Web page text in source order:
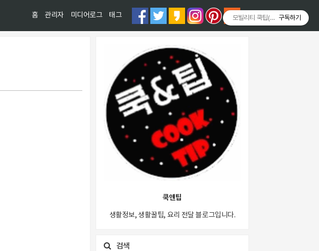
홈 관리자 미디어로그 태그
쿡앤팁
생활정보, 생활꿀팁, 요리 전달 블로그입니다.
검색
티스토리툴바
모빌리티 쿡팁(Mobility
구독하기